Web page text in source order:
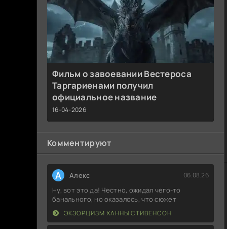
Фильм о завоевании Вестероса
Таргариенами получил
официальное название
16-04-2026
Комментируют
А Алекс 06.08.26
Ну, вот это да! Честно, ожидал чего-то
банального, но оказалось, что сюжет
ЭКЗОРЦИЗМ ХАННЫ СТИВЕНСОН